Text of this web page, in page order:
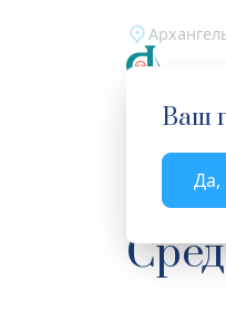
Ваш
Да,
Главная